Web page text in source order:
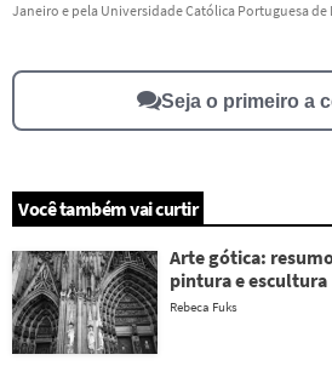
Janeiro e pela Universidade Católica Portuguesa de
Seja o primeiro a
Você também vai curtir
Arte gótica:
pintura e escultura
Rebeca Fuks